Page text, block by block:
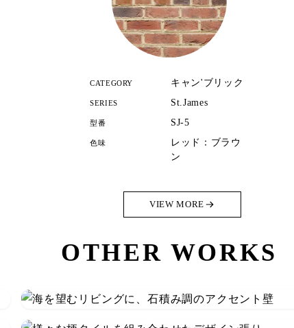
CATEGORY キャン'ブリック
SERIES St.James
型番 SJ-5
色味
レッド：ブラウ
ン
VIEW MORE
OTHER WORKS